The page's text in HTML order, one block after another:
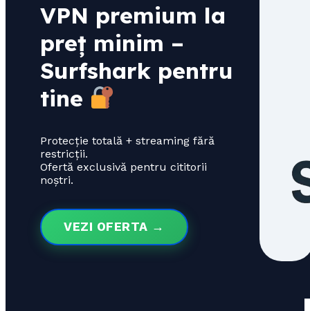
VPN premium la
preț minim –
Surfshark pentru
tine
Protecție totală + streaming fără
restricții.
Ofertă exclusivă pentru cititorii
noștri.
VEZI OFERTA →